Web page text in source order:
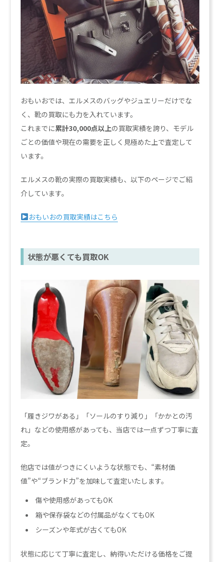
おもいおでは、エルメスのバッグやジュエリーだけでな
く、靴の買取にも力を入れています。
これまでに累計30,000点以上の買取実績を誇り、モデル
ごとの価値や現在の需要を正しく見極めた上で査定して
います。
エルメスの靴の実際の買取実績も、以下のページでご紹
介しています。
おもいおの買取実績はこちら
状態が悪くても買取OK
「履きジワがある」「ソールのすり減り」「かかとの汚
れ」などの使用感があっても、当店では一点ずつ丁寧に査
定。
他店では値がつきにくいような状態でも、“素材価
値”や“ブランド力”を加味して査定いたします。
傷や使用感があってもOK
箱や保存袋などの付属品がなくてもOK
シーズンや年式が古くてもOK
状態に応じて丁寧に査定し、納得いただける価格をご提